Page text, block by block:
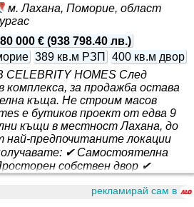
м. Лахана, Поморие, област
000 € (938 798.40 лв.)
389 кв.м РЗП
400 кв.м двор
HOMES След
за продажба остава
къща. Не строим масов
е бутиков проект от едва 9
къщи в местност Лахана, до
най-предпочитаните локации
✔ Самостоятелна
собствен двор ✔
морето ✔ Модерна архитектура
✔ Без такса поддръжка ✔ Без
рекламирай сам в